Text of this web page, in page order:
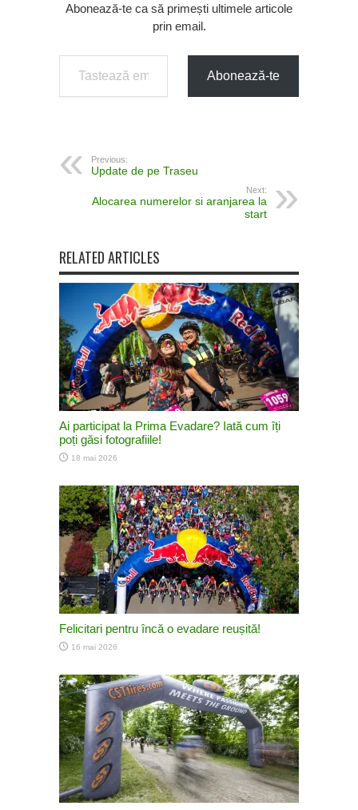
Abonează-te ca să primești ultimele articole
prin email.
Tastează emailul tău...
Abonează-te
Previous:
Update de pe Traseu
Next:
Alocarea numerelor si aranjarea la
start
RELATED ARTICLES
Ai participat la Prima Evadare? Iată cum îți
poți găsi fotografiile!
18 mai 2026
Felicitari pentru încă o evadare reușită!
16 mai 2026